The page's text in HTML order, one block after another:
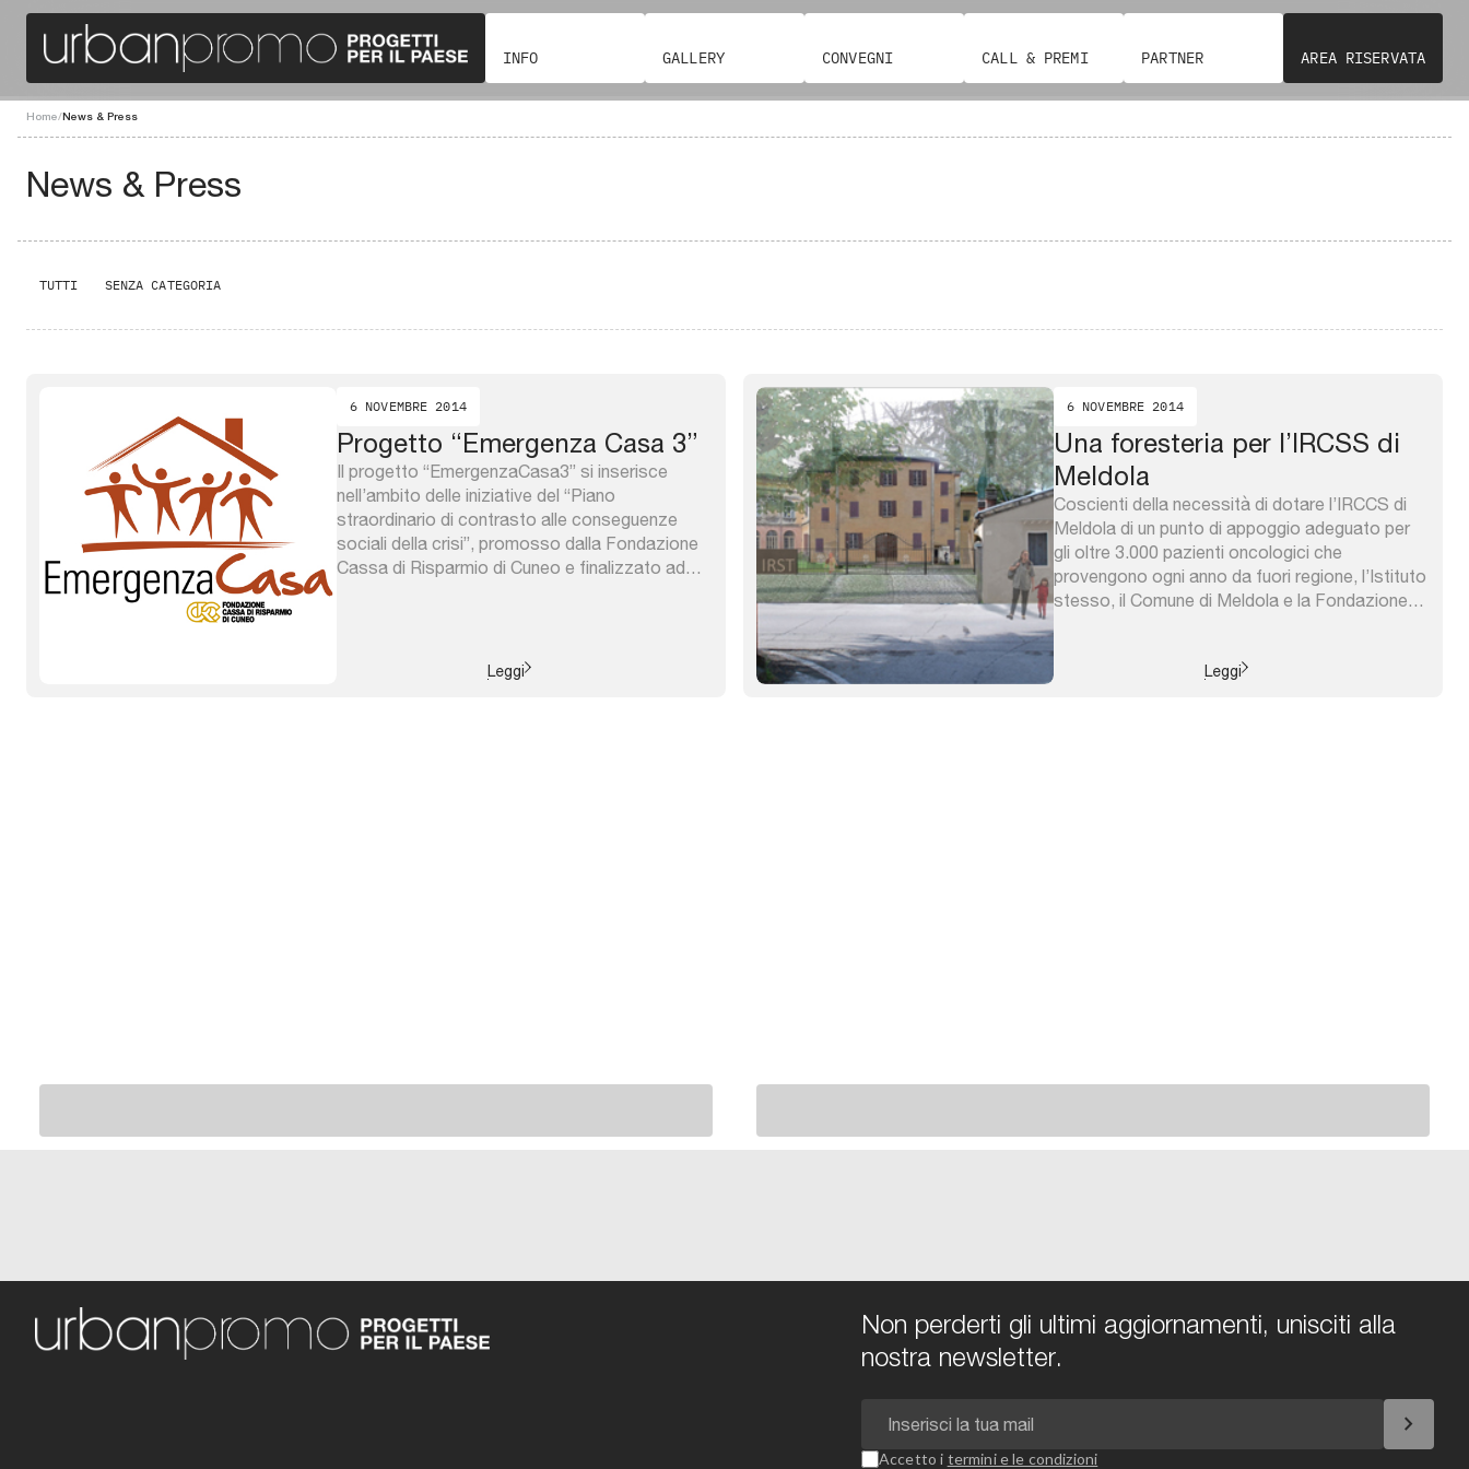
INFO GALLERY CONVEGNI CALL & PREMI PARTNER AREA RISERVATA
Home/News & Press
News & Press
TUTTI SENZA CATEGORIA
6 NOVEMBRE 2014
Progetto “Emergenza Casa 3”
Il progetto “EmergenzaCasa3” si inserisce
nell’ambito delle iniziative del “Piano
straordinario di contrasto alle conseguenze
sociali della crisi”, promosso dalla Fondazione
Cassa di Risparmio di Cuneo e finalizzato ad
sempre più pressante sul tema della casa ...
Leggi
6 NOVEMBRE 2014
Una foresteria per l’IRCSS di
Meldola
Coscienti della necessità di dotare l’IRCCS di
Meldola di un punto di appoggio adeguato per
gli oltre 3.000 pazienti oncologici che
provengono ogni anno da fuori regione, l’Istituto
stesso, il Comune di Meldola e la Fondazione
orfanotrofio “San Giuseppe”. Il progetto è
Leggi
Non perderti gli ultimi aggiornamenti, unisciti alla
nostra newsletter.
chevron_right
Accetto i termini e le condizioni